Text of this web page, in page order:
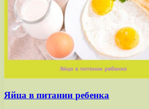
Яйца в питании ребенка